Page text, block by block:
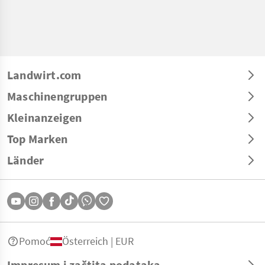
Landwirt.com
Maschinengruppen
Kleinanzeigen
Top Marken
Länder
Pomoć Österreich | EUR